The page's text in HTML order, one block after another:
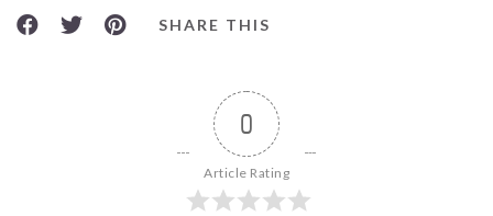
SHARE THIS
0
Article Rating